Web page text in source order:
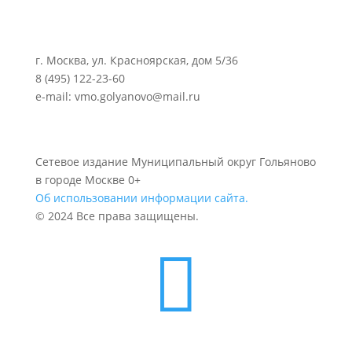
г. Москва, ул. Красноярская, дом 5/36
8 (495) 122-23-60
e-mail: vmo.golyanovo@mail.ru
Сетевое издание Муниципальный округ Гольяново
в городе Москве 0+
Об использовании информации сайта.
© 2024 Все права защищены.
